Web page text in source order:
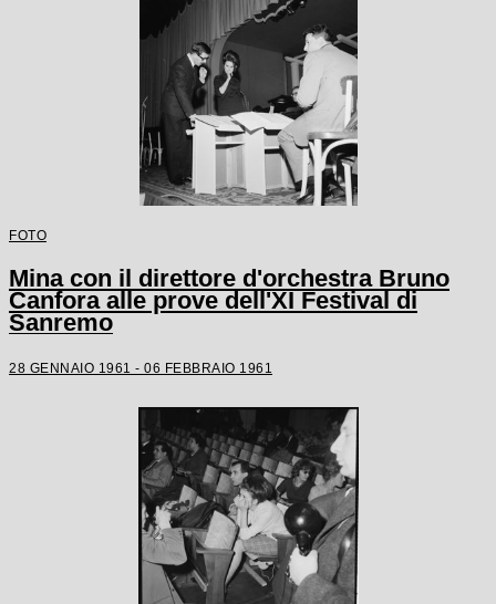
FOTO
Mina con il direttore d'orchestra Bruno
Canfora alle prove dell'XI Festival di
Sanremo
28 GENNAIO 1961 - 06 FEBBRAIO 1961